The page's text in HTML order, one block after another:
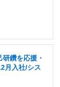
鑽を応援・
月入社/シス